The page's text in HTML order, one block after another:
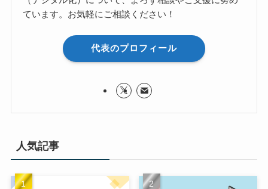
ています。お気軽にご相談ください！
代表のプロフィール
人気記事